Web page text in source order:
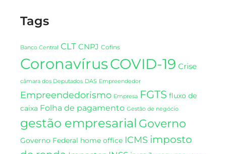
Tags
Banco Central CLT CNPJ Cofins
CoronavírusCOVID-19 Crise
câmara dos Deputados DAS Empreendedor
Empreendedorismo Empresa FGTS fluxo de
caixa Folha de pagamento Gestão de negócio
gestão empresarial Governo
Governo Federal home office ICMS imposto